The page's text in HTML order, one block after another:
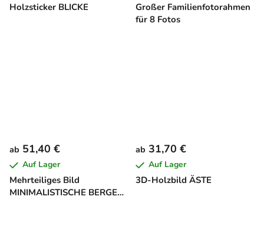
Holzsticker BLICKE
Großer Familienfotorahmen
für 8 Fotos
Mehrteiliges Bild
MINIMALISTISCHE BERGE
ab 51,40 €
Auf Lager
3D-Holzbild ÄSTE
ab 31,70 €
Auf Lager